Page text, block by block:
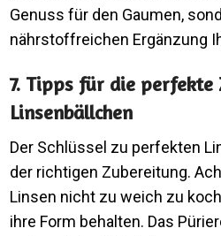
Genuss für den Gaumen,
nährstoffreichen Ergänzung
7. Tipps für die perfekte
Linsenbällchen
Der Schlüssel zu perfekten
der richtigen Zubereitung.
Linsen nicht zu weich zu
ihre Form behalten. Das